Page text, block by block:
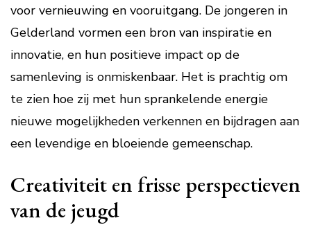
voor vernieuwing en vooruitgang. De jongeren in
Gelderland vormen een bron van inspiratie en
innovatie, en hun positieve impact op de
samenleving is onmiskenbaar. Het is prachtig om
te zien hoe zij met hun sprankelende energie
nieuwe mogelijkheden verkennen en bijdragen aan
een levendige en bloeiende gemeenschap.
Creativiteit en frisse perspectieven
van de jeugd